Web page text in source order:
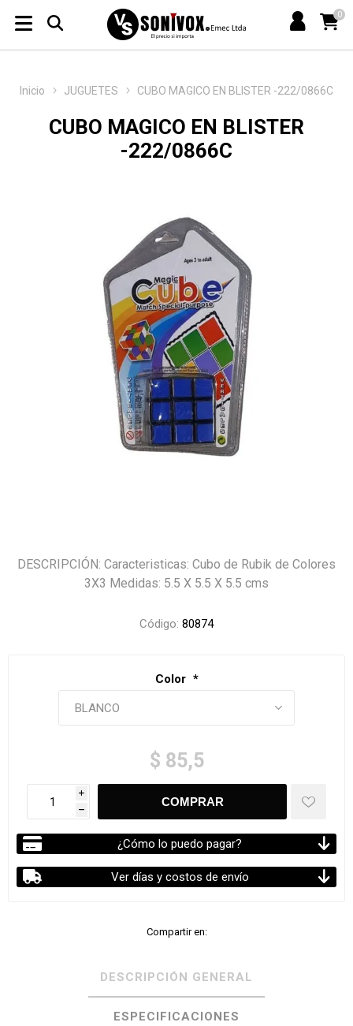
0
Inicio JUGUETES CUBO MAGICO EN BLISTER -222/0866C
CUBO MAGICO EN BLISTER
-222/0866C
DESCRIPCIÓN: Caracteristicas: Cubo de Rubik de Colores
3X3 Medidas: 5.5 X 5.5 X 5.5 cms
Código: 80874
Color *
$ 85,5
i
h
¿Cómo lo puedo pagar?
Ver días y costos de envío
Compartir en:
DESCRIPCIÓN GENERAL
ESPECIFICACIONES